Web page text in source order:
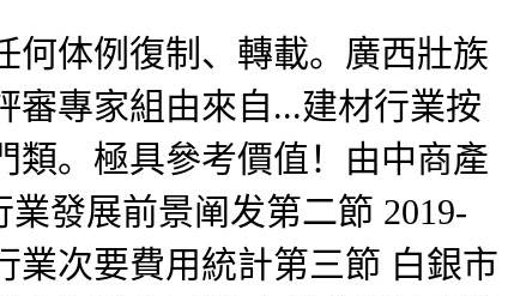
体例復制、轉載。廣西壯族
審專家組由來自...建材行業按
類。極具參考價值！由中商產
發展前景阐发第二節 2019-
業次要費用統計第三節 白銀市